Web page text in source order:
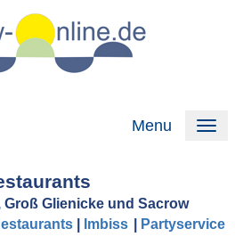
Menu
Groß Glienicke und Sacrow
Imbiss Partyservice